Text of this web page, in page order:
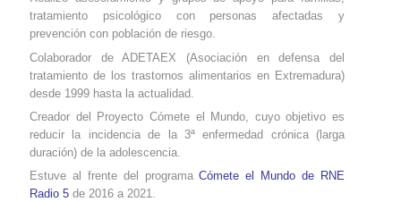
tratamiento psicológico con personas afectadas y
prevención con población de riesgo.
Colaborador de ADETAEX (Asociación en defensa del
tratamiento de los trastornos alimentarios en Extremadura)
desde 1999 hasta la actualidad.
Creador del Proyecto Cómete el Mundo, cuyo objetivo es
reducir la incidencia de la 3ª enfermedad crónica (larga
duración) de la adolescencia.
Estuve al frente del programaCómete el Mundo de RNE
Radio 5 de 2016 a 2021.